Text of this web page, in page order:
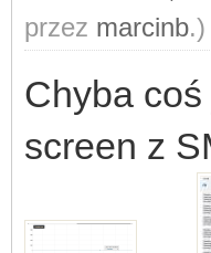
przez marcinb.)
Chyba
screen z